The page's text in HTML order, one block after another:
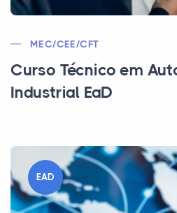
MEC/CEE/CFT
Curso Técnico em
Industrial EaD
EAD